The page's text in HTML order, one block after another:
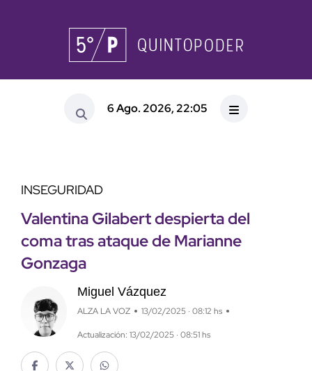
6 Ago. 2026, 22:05
INSEGURIDAD
Valentina Gilabert despierta del
coma tras ataque de Marianne
Gonzaga
Miguel Vázquez
ALZA LA VOZ 13/02/2025 · 08:12 hs
Actualización: 13/02/2025 · 08:51 hs